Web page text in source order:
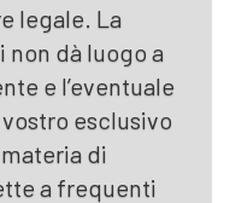
legale. La
dà luogo a
e l’eventuale
esclusivo
di
a frequenti